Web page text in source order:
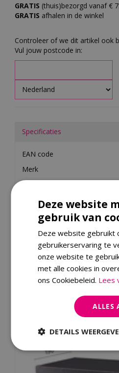
GRATIS (thuis)bezorgd vanaf €
GRATIS afhalen in de winkel
Controleer of we dit artikel ook
Vul jouw postcode in:
Specificaties
EAN code
Merk
Colour Family
Dit product kopen
Kijk ook
Deze website
gebruik van
Deze website gebruikt
gebruikerservaring te
onze website te
met alle cookies in
ons Cookiebeleid. Lees
ALLES
DETAILS